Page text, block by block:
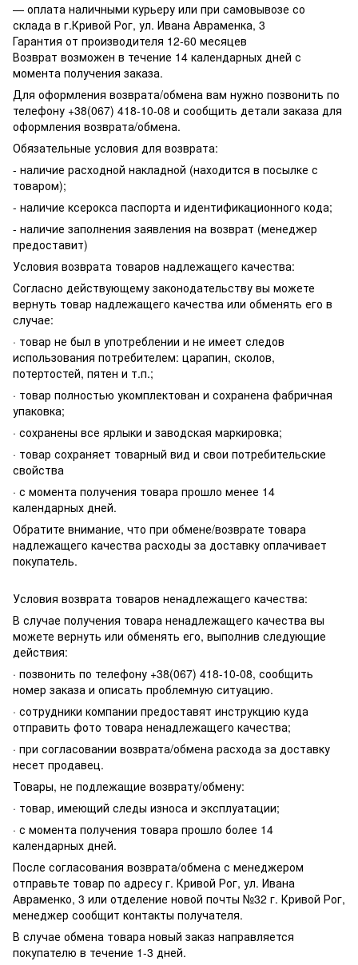
— оплата наличными курьеру или при самовывозе со
склада в г.Кривой Рог, ул. Ивана Авраменка, 3
Гарантия от производителя 12-60 месяцев
Возврат возможен в течение 14 календарных дней с
момента получения заказа.
Для оформления возврата/обмена вам нужно позвонить по
телефону +38(067) 418-10-08 и сообщить детали заказа для
оформления возврата/обмена.
Обязательные условия для возврата:
- наличие расходной накладной (находится в посылке с
товаром);
- наличие ксерокса паспорта и идентификационного кода;
- наличие заполнения заявления на возврат (менеджер
предоставит)
Условия возврата товаров надлежащего качества:
Согласно действующему законодательству вы можете
вернуть товар надлежащего качества или обменять его в
случае:
· товар не был в употреблении и не имеет следов
использования потребителем: царапин, сколов,
потертостей, пятен и т.п.;
· товар полностью укомплектован и сохранена фабричная
упаковка;
· сохранены все ярлыки и заводская маркировка;
· товар сохраняет товарный вид и свои потребительские
свойства
· с момента получения товара прошло менее 14
календарных дней.
Обратите внимание, что при обмене/возврате товара
надлежащего качества расходы за доставку оплачивает
покупатель.
Условия возврата товаров ненадлежащего качества:
В случае получения товара ненадлежащего качества вы
можете вернуть или обменять его, выполнив следующие
действия:
· позвонить по телефону +38(067) 418-10-08, сообщить
номер заказа и описать проблемную ситуацию.
· сотрудники компании предоставят инструкцию куда
отправить фото товара ненадлежащего качества;
· при согласовании возврата/обмена расхода за доставку
несет продавец.
Товары, не подлежащие возврату/обмену:
· товар, имеющий следы износа и эксплуатации;
· с момента получения товара прошло более 14
календарных дней.
После согласования возврата/обмена с менеджером
отправьте товар по адресу г. Кривой Рог, ул. Ивана
Авраменко, 3 или отделение новой почты №32 г. Кривой Рог,
менеджер сообщит контакты получателя.
В случае обмена товара новый заказ направляется
покупателю в течение 1-3 дней.